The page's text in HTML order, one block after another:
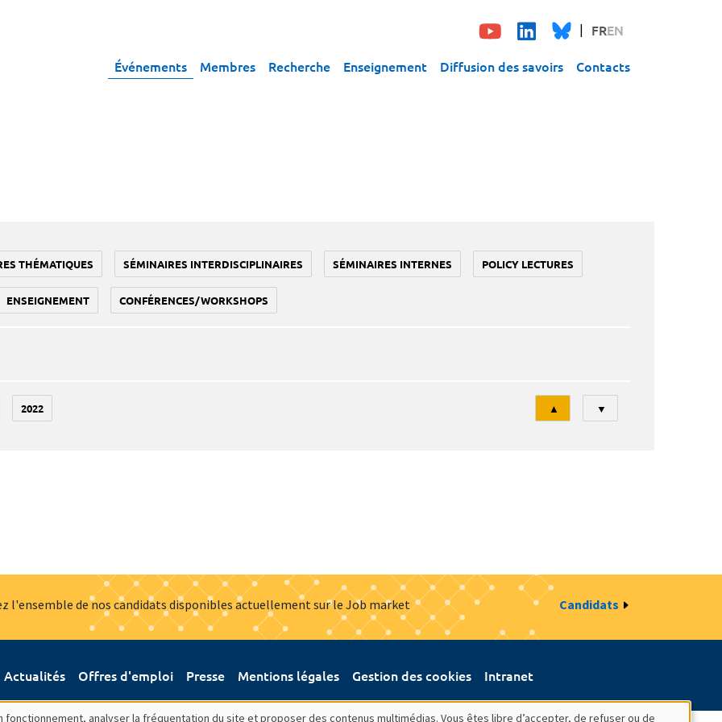
FREN
Événements Membres Recherche Enseignement Diffusion des savoirs Contacts
THÉMATIQUES SÉMINAIRES INTERDISCIPLINAIRES SÉMINAIRES INTERNES POLICY LECTURES
ENSEIGNEMENT CONFÉRENCES/WORKSHOPS
2022
Tri
▲ ▼
l'ensemble de nos candidats disponibles actuellement sur le Job market Candidats
Actualités Offres d'emploi Presse Mentions légales Gestion des cookies Intranet
analyser la fréquentation du site et proposer des contenus multimédias. Vous êtes libre d’accepter, de refuser ou de